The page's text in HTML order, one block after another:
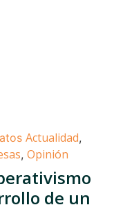
Actualidad,
, Opinión
de un